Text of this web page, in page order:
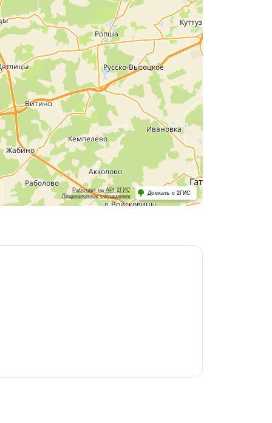
Работает на API 2ГИС
Лицензионное соглашение
Доехать с 2ГИС